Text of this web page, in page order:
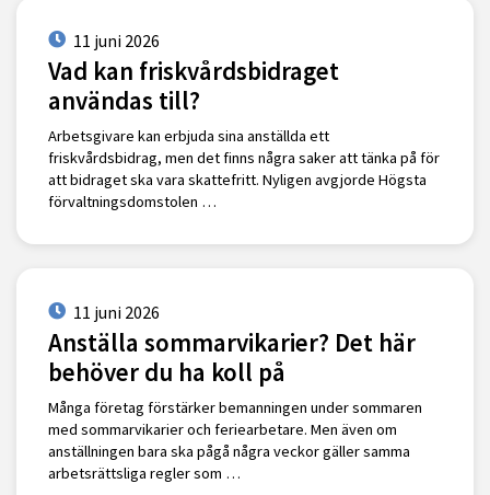
11 juni 2026
Vad kan friskvårdsbidraget
användas till?
Arbetsgivare kan erbjuda sina anställda ett
friskvårdsbidrag, men det finns några saker att tänka på för
att bidraget ska vara skattefritt. Nyligen avgjorde Högsta
förvaltningsdomstolen …
11 juni 2026
Anställa sommarvikarier? Det här
behöver du ha koll på
Många företag förstärker bemanningen under sommaren
med sommarvikarier och feriearbetare. Men även om
anställningen bara ska pågå några veckor gäller samma
arbetsrättsliga regler som …